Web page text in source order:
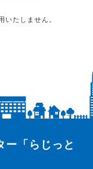
たしません。
ー「らじっと